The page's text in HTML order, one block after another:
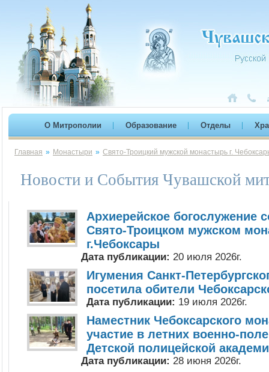
О Митрополии Образование Отделы
Главная » Монастыри » Свято-Троицкий мужской монастырь г.
Новости и События Чувашской
Архиерейское богослужение
Свято-Троицком мужском
г.Чебоксары
Дата публикации: 20 июля 2026г.
Игумения Санкт-
посетила обители
Дата публикации: 19 июля 2026г.
Наместник Чебоксарского
участие в летних военно-
Детской полицейской
Дата публикации: 28 июня 2026г.